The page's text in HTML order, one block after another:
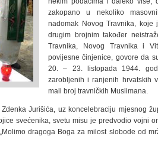
zakopano u nekoliko
nadomak Novog Travnika,
drugim brojnim također
Travnika, Novog Travnika i
povijesne činjenice, govore da
20. – 23. listopada 1944.
zarobljenih i ranjenih hrvatskih
mali broj travničkih Muslimana.
Jurišića, uz koncelebraciju mjesnog
svećenika, svetu misu je predvodio vojni
dragoga Boga za milost slobode od